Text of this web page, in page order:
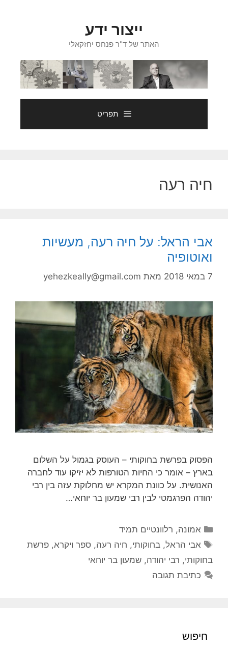
ייצור ידע
האתר של ד"ר פנחס יחזקאלי
תפריט
חיה רעה
אבי הראל: על חיה רעה, מעשיות
ואוטופיה
7 במאי 2018 מאת yehezkeally@gmail.com
הפסוק בפרשת בחוקותי – העוסק בגמול על השלום
בארץ – אומר כי החיות הטורפות לא יזיקו עוד לחברה
האנושית. על כוונת המקרא יש מחלוקת עזה בין רבי
יהודה הפרגמטי לבין רבי שמעון בר יוחאי…
קטגוריות
אמונה, רלוונטיים תמיד
תגיות
אבי הראל,בחוקותי, חיה רעה,ספר ויקרא,פרשת
בחוקותי, רבי יהודה, שמעון בר יוחאי
כתיבת תגובה
חיפוש